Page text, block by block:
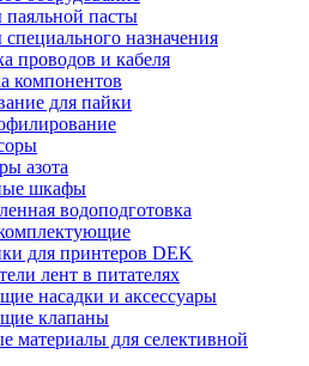
пасты
назначения
проводов и кабеля
компонентов
для пайки
азота
шкафы
водоподготовка
для принтеров DEK
лент в питателях
насадки и аксессуары
клапаны
материалы для селективной